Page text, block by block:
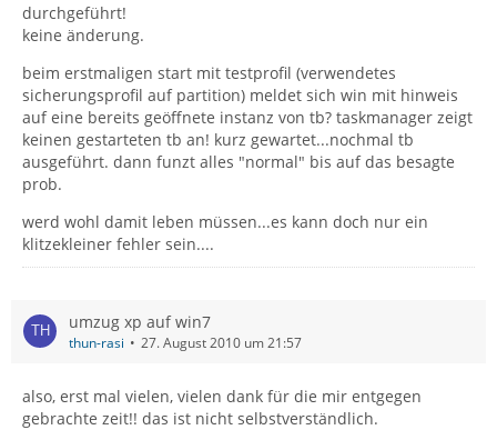
durchgeführt!
keine änderung.
beim erstmaligen start mit testprofil (verwendetes
sicherungsprofil auf partition) meldet sich win mit hinweis
auf eine bereits geöffnete instanz von tb? taskmanager zeigt
keinen gestarteten tb an! kurz gewartet...nochmal tb
ausgeführt. dann funzt alles "normal" bis auf das besagte
prob.
werd wohl damit leben müssen...es kann doch nur ein
klitzekleiner fehler sein....
umzug xp auf win7
thun-rasi 27. August 2010 um 21:57
also, erst mal vielen, vielen dank für die mir entgegen
gebrachte zeit!! das ist nicht selbstverständlich.